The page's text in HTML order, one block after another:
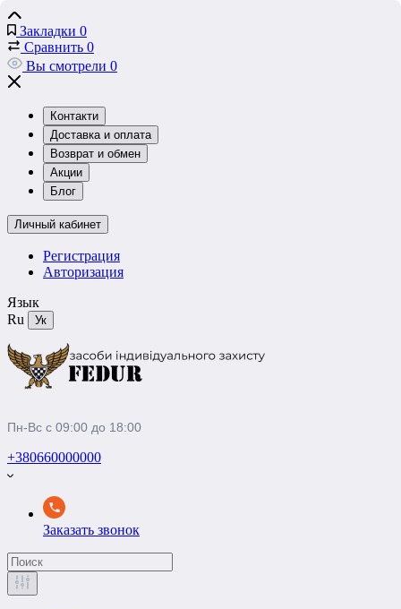
Закладки 0
Сравнить 0
Вы смотрели 0
Контакти
Доставка и оплата
Возврат и обмен
Акции
Блог
Личный кабинет
Регистрация
Авторизация
Язык
Ru
Ук
Пн-Вс с 09:00 до 18:00
+380660000000
Заказать звонок